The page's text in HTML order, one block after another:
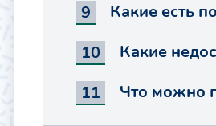
Какие есть
Какие
Что можно